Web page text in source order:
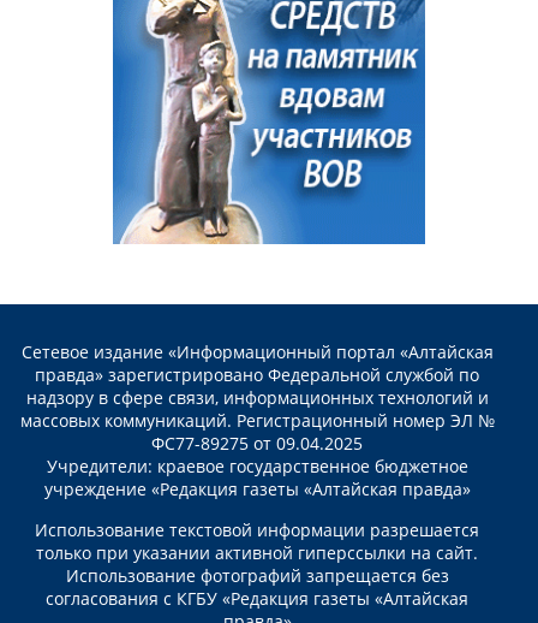
Сетевое издание «Информационный портал «Алтайская
правда» зарегистрировано Федеральной службой по
надзору в сфере связи, информационных технологий и
массовых коммуникаций. Регистрационный номер ЭЛ №
ФС77-89275 от 09.04.2025
Учредители: краевое государственное бюджетное
учреждение «Редакция газеты «Алтайская правда»
Использование текстовой информации разрешается
только при указании активной гиперссылки на сайт.
Использование фотографий запрещается без
согласования с КГБУ «Редакция газеты «Алтайская